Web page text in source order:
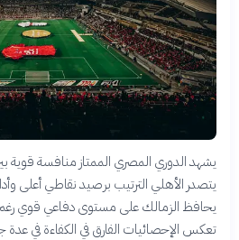
يشهد الدوري المصري الممتاز منافسة قوية
يتصدر الأهلي الترتيب برصيد نقاطي أعلى
يحافظ الزمالك على مستوى دفاعي قوي رغم
تعكس الإحصائيات الفارق في الكفاءة في